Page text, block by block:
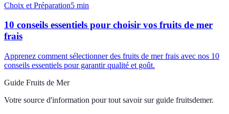
Choix et Préparation5 min
10 conseils essentiels pour choisir vos fruits de mer
frais
Apprenez comment sélectionner des fruits de mer frais avec nos 10
conseils essentiels pour garantir qualité et goût.
Guide Fruits de Mer
Votre source d'information pour tout savoir sur guide fruitsdemer.